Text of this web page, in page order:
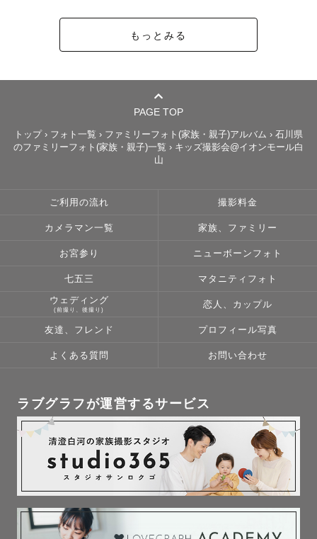
【最後に】
ここまでご覧いただき、本当にありがとうございます！
もっとみる
PAGE TOP
トップ › フォト一覧 › ファミリーフォト(家族・親子)アルバム › 石川県
のファミリーフォト(家族・親子)一覧 › キッズ撮影会@イオンモール白
山
ご利用の流れ 撮影料金
カメラマン一覧 家族、ファミリー
お宮参り ニューボーンフォト
七五三 マタニティフォト
ウェディング
(前撮り、後撮り)
恋人、カップル
友達、フレンド プロフィール写真
よくある質問 お問い合わせ
ラブグラフが運営するサービス